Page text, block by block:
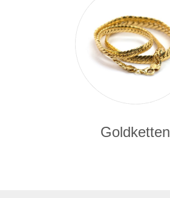
Goldketten